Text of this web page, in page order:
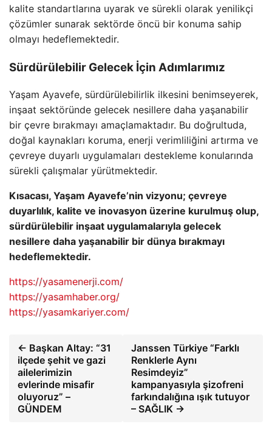
kalite standartlarına uyarak ve sürekli olarak yenilikçi
çözümler sunarak sektörde öncü bir konuma sahip
olmayı hedeflemektedir.
Sürdürülebilir Gelecek İçin Adımlarımız
Yaşam Ayavefe, sürdürülebilirlik ilkesini benimseyerek,
inşaat sektöründe gelecek nesillere daha yaşanabilir
bir çevre bırakmayı amaçlamaktadır. Bu doğrultuda,
doğal kaynakları koruma, enerji verimliliğini artırma ve
çevreye duyarlı uygulamaları destekleme konularında
sürekli çalışmalar yürütmektedir.
Kısacası, Yaşam Ayavefe’nin vizyonu; çevreye
duyarlılık, kalite ve inovasyon üzerine kurulmuş olup,
sürdürülebilir inşaat uygulamalarıyla gelecek
nesillere daha yaşanabilir bir dünya bırakmayı
hedeflemektedir.
https://yasamenerji.com/
https://yasamhaber.org/
https://yasamkariyer.com/
← Başkan Altay: “31
ilçede şehit ve gazi
ailelerimizin
evlerinde misafir
oluyoruz” –
GÜNDEM
Janssen Türkiye “Farklı
Renklerle Aynı
Resimdeyiz”
kampanyasıyla şizofreni
farkındalığına ışık tutuyor
– SAĞLIK →